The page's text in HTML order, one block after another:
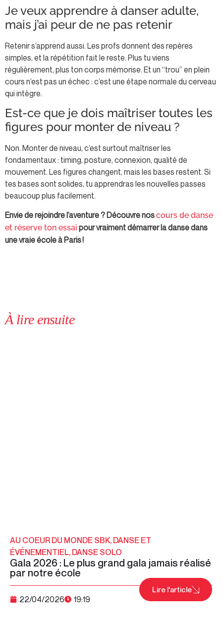
Je veux apprendre à danser adulte,
mais j’ai peur de ne pas retenir
Retenir s’apprend aussi. Les profs donnent des repères
simples, et la répétition fait le reste. Plus tu viens
régulièrement, plus ton corps mémorise. Et un “trou” en plein
cours n’est pas un échec : c’est une étape normale du cerveau
qui intègre.
Est-ce que je dois maîtriser toutes les
figures pour monter de niveau ?
Non. Monter de niveau, c’est surtout maîtriser les
fondamentaux : timing, posture, connexion, qualité de
mouvement. Les figures changent, mais les bases restent. Si
tes bases sont solides, tu apprendras les nouvelles passes
beaucoup plus facilement.
Envie de rejoindre l’aventure ? Découvre noscours de danse
et réserve ton essai pour vraiment démarrer la danse dans
une vraie école à Paris !
À lire ensuite
AU COEUR DU MONDE SBK, DANSE ET
ÉVÉNEMENTIEL, DANSE SOLO
Gala 2026 : Le plus grand gala jamais réalisé
par notre école
22/04/2026 19:19
Lire l'article